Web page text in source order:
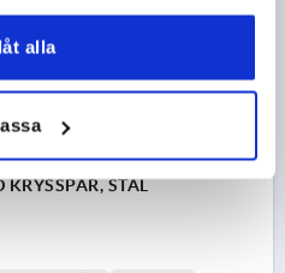
alla
STÅL